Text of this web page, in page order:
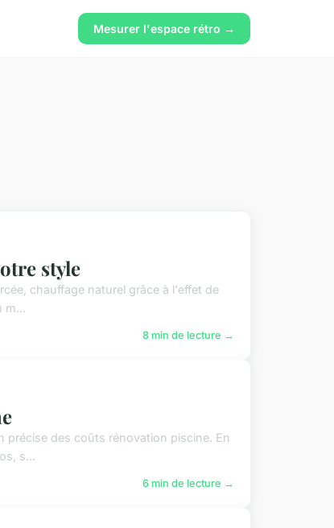
Mesurer l'espace rétro →
style
chauffage naturel grâce à l'effet de
m...
8 min de lecture →
précise des coûts rénovation piscine. En
s...
6 min de lecture →